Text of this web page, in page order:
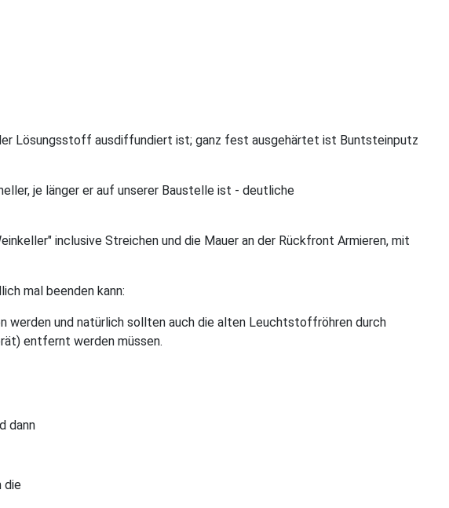
Lösungsstoff ausdiffundiert ist; ganz fest ausgehärtet ist Buntsteinputz
je länger er auf unserer Baustelle ist - deutliche
inclusive Streichen und die Mauer an der Rückfront Armieren, mit
mal beenden kann:
werden und natürlich sollten auch die alten Leuchtstoffröhren durch
entfernt werden müssen.
dann
die